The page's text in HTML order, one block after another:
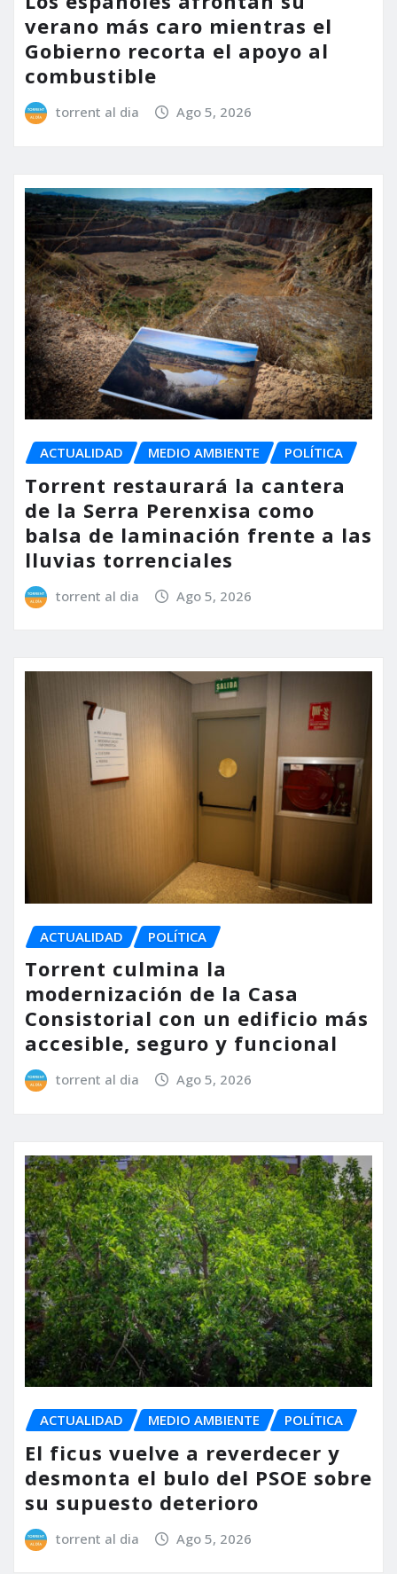
verano más caro mientras el
Gobierno recorta el apoyo al
combustible
torrent al dia Ago 5, 2026
ACTUALIDAD MEDIO AMBIENTE POLÍTICA
Torrent restaurará la cantera
de la Serra Perenxisa como
balsa de laminación frente a las
lluvias torrenciales
torrent al dia Ago 5, 2026
ACTUALIDAD POLÍTICA
Torrent culmina la
modernización de la Casa
Consistorial con un edificio más
accesible, seguro y funcional
torrent al dia Ago 5, 2026
ACTUALIDAD MEDIO AMBIENTE POLÍTICA
El ficus vuelve a reverdecer y
desmonta el bulo del PSOE sobre
su supuesto deterioro
torrent al dia Ago 5, 2026